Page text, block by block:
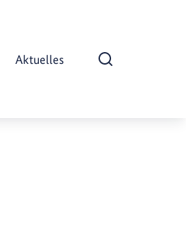
Aktuelles
Suche öffnen